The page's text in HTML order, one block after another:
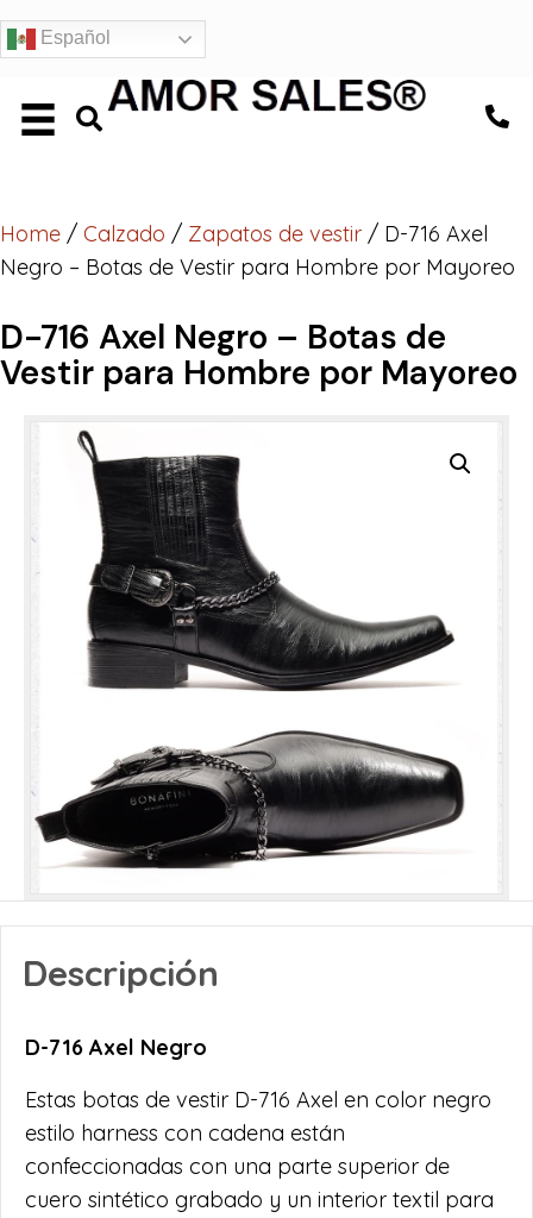
Español
Home / Calzado / Zapatos de vestir / D-716 Axel
Negro – Botas de Vestir para Hombre por Mayoreo
D-716 Axel Negro – Botas de
Vestir para Hombre por Mayoreo
Descripción
D-716 Axel Negro
Estas botas de vestir D-716 Axel en color negro
estilo harness con cadena están
confeccionadas con una parte superior de
cuero sintético grabado y un interior textil para